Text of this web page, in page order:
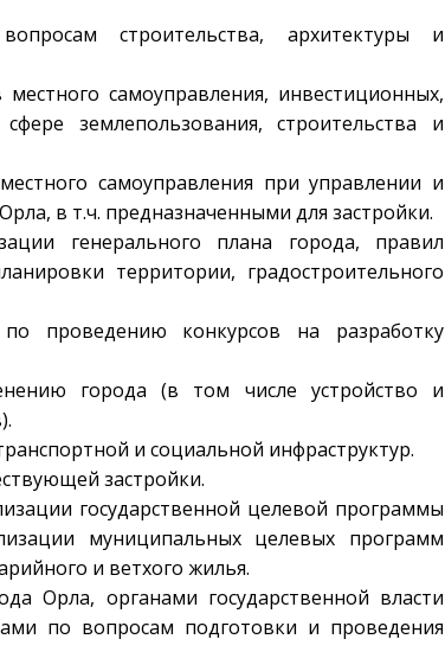
строительства, архитектуры и
самоуправления, инвестиционных,
землепользования, строительства и
самоуправления при управлении и
в т.ч. предназначенными для застройки.
генерального плана города, правил
территории, градостроительного
проведению конкурсов на разработку
города (в том числе устройство и
и социальной инфраструктур.
застройки.
государственной целевой программы
муниципальных целевых программ
и ветхого жилья.
Орла, органами государственной власти
по вопросам подготовки и проведения